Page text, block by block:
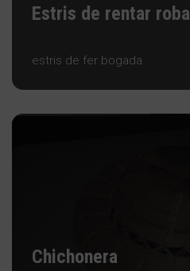
Estris de rentar roba
estris de fer bogada
Chichonera